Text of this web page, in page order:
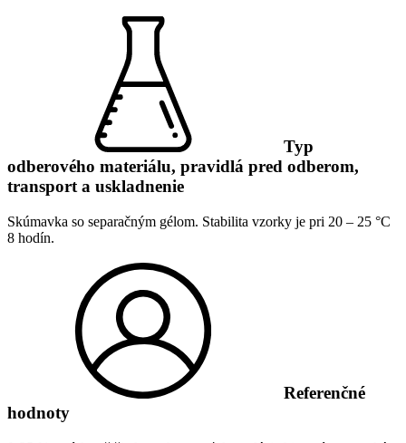
Typ
odberového materiálu, pravidlá pred odberom,
transport a uskladnenie
Skúmavka so separačným gélom. Stabilita vzorky je pri 20 – 25 °C
8 hodín.
Referenčné
hodnoty